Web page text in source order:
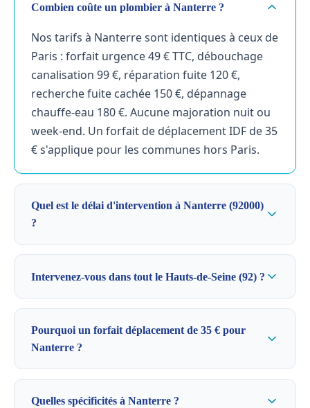
Combien coûte un plombier à Nanterre ?
Nos tarifs à Nanterre sont identiques à ceux de
Paris : forfait urgence 49 € TTC, débouchage
canalisation 99 €, réparation fuite 120 €,
recherche fuite cachée 150 €, dépannage
chauffe-eau 180 €. Aucune majoration nuit ou
week-end. Un forfait de déplacement IDF de 35
€ s'applique pour les communes hors Paris.
Quel est le délai d'intervention à Nanterre (92000)
?
Intervenez-vous dans tout le Hauts-de-Seine (92) ?
Pourquoi un forfait déplacement de 35 € pour
Nanterre ?
Quelles spécificités à Nanterre ?